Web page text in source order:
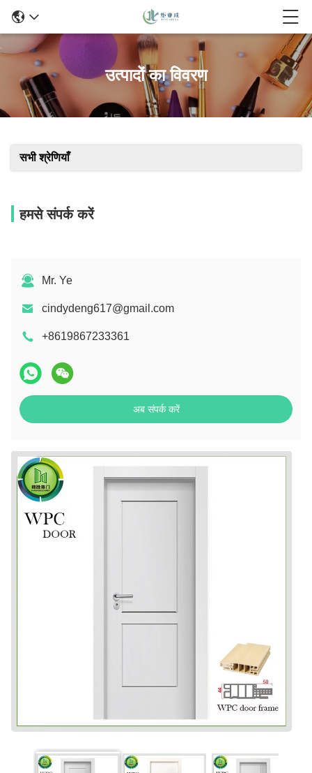
उत्पादों का विवरण
सभी श्रेणियाँ
हमसे संपर्क करें
Mr. Ye
cindydeng617@gmail.com
+8619867233361
अब संपर्क करें